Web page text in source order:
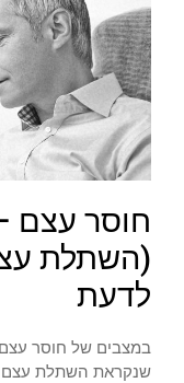
חוסר עצם
(השתלת
לדעת
במצבים של חוסר עצם
שנקראת השתלת עצם